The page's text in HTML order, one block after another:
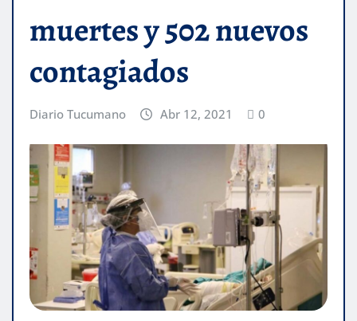
muertes y 502 nuevos
contagiados
Diario Tucumano Abr 12, 2021 0